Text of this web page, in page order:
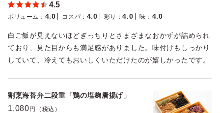
4.5
ボリューム ： 4.0 コスパ ： 4.0 彩り ：4.0 味 ： 4.0
白ご飯が見えないほどぎっちりとさまざまなおかずが詰められ
ており、見た目からも満足感がありました。味付けもしっかり
していて、冷えてもおいしくいただけたのが嬉しかったです。
割烹海苔弁二段重「鶏の塩麹唐揚げ」
1,080 円（税込）